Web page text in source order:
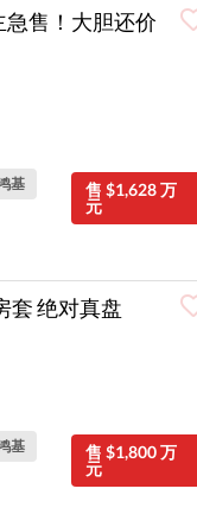
售！大胆还价
售 $1,628 万
元
基
套 绝对真盘
售 $1,800 万
元
基